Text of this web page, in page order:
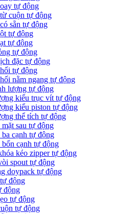
tự động
cuộn tự động
sẵn tự động
tự động
tự động
tự động
đặc tự động
tự động
nằm ngang tự động
lượng tự động
kiểu trục vít tự động
kiểu piston tự động
thể tích tự động
sau tự động
cạnh tự động
cạnh tự động
kéo zipper tự động
spout tự động
doypack tự động
động
động
tự động
tự động